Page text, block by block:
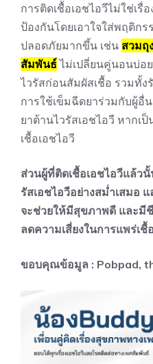
การติดเชื้อเอชไอวีไม่ใช่เรื่
ป้องกันโดยเอาใจใส่พฤติก
ปลอดภัยมากขึ้น เช่น สวมถุ
สัมพันธ์ไม่เปลี่ยนคู่นอนบ่อ
ไวรัสก่อนสัมผัสเชื้อ รวมทั้
การใช้เข็มฉีดยาร่วมกับผู้อื่
ยาต้านไวรัสเอชไอวี หากเ
เชื้อเอชไอวี
ส่วนผู้ที่ติดเชื้อเอชไอวีแล้ว
รัสเอชไอวีอย่างสม่ำเสมอ
จะช่วยให้มีสุขภาพดี และมี
ลดความเสี่ยงในการแพร่เ
ขอบคุณข้อมูล : Pobpad,